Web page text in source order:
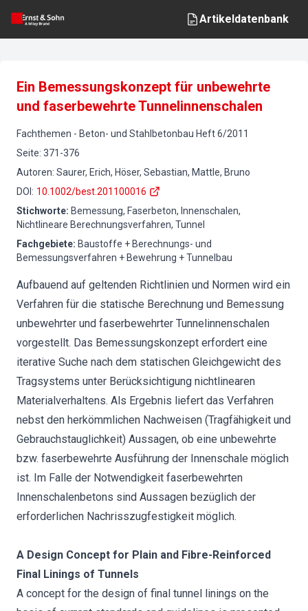
Artikeldatenbank
Ein Bemessungskonzept für unbewehrte
und faserbewehrte Tunnelinnenschalen
Fachthemen - Beton- und Stahlbetonbau Heft6/2011
Seite: 371-376
Autoren: Saurer, Erich, Höser, Sebastian, Mattle, Bruno
DOI : 10.1002/best.201100016
Stichworte: Bemessung, Faserbeton, Innenschalen,
Nichtlineare Berechnungsverfahren, Tunnel
Fachgebiete: Baustoffe + Berechnungs- und
Bemessungsverfahren + Bewehrung + Tunnelbau
Aufbauend auf geltenden Richtlinien und Normen wird ein
Verfahren für die statische Berechnung und Bemessung
unbewehrter und faserbewehrter Tunnelinnenschalen
vorgestellt. Das Bemessungskonzept erfordert eine
iterative Suche nach dem statischen Gleichgewicht des
Tragsystems unter Berücksichtigung nichtlinearen
Materialverhaltens. Als Ergebnis liefert das Verfahren
nebst den herkömmlichen Nachweisen (Tragfähigkeit und
Gebrauchstauglichkeit) Aussagen, ob eine unbewehrte
bzw. faserbewehrte Ausführung der Innenschale möglich
ist. Im Falle der Notwendigkeit faserbewehrten
Innenschalenbetons sind Aussagen bezüglich der
erforderlichen Nachrisszugfestigkeit möglich.
A Design Concept for Plain and Fibre-Reinforced
Final Linings of Tunnels
A concept for the design of final tunnel linings on the